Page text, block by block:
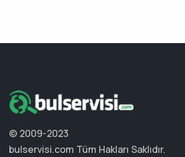
© 2009-2023
bulservisi.com Tüm Hakları Saklıdır.